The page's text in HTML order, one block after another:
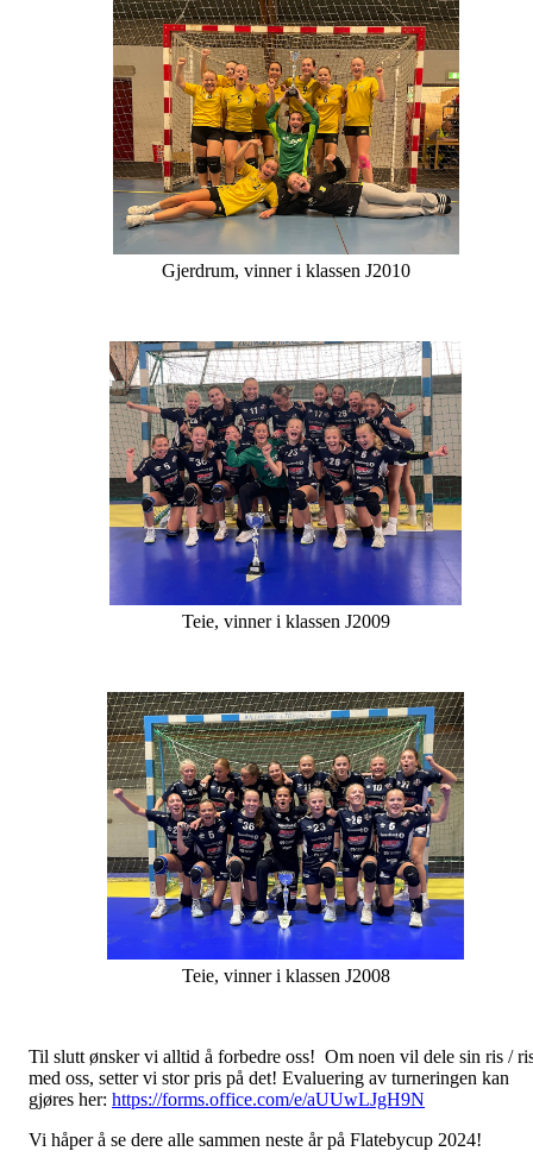
Gjerdrum, vinner i klassen J2010
Teie, vinner i klassen J2009
Teie, vinner i klassen J2008
Til slutt ønsker vi alltid å forbedre oss! Om noen vil dele sin ris /
med oss, setter vi stor pris på det! Evaluering av turneringen kan
gjøres her: https://forms.office.com/e/aUUwLJgH9N
Vi håper å se dere alle sammen neste år på Flatebycup 2024!